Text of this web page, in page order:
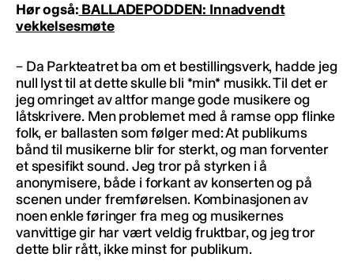
Hør også: BALLADEPODDEN: Innadvendt
vekkelsesmøte
– Da Parkteatret ba om et bestillingsverk, hadde jeg
null lyst til at dette skulle bli *min* musikk. Til det er
jeg omringet av altfor mange gode musikere og
låtskrivere. Men problemet med å ramse opp flinke
folk, er ballasten som følger med: At publikums
bånd til musikerne blir for sterkt, og man forventer
et spesifikt sound. Jeg tror på styrken i å
anonymisere, både i forkant av konserten og på
scenen under fremførelsen. Kombinasjonen av
noen enkle føringer fra meg og musikernes
vanvittige gir har vært veldig fruktbar, og jeg tror
dette blir rått, ikke minst for publikum.